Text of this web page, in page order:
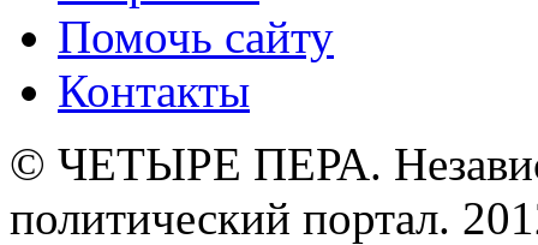
Помочь сайту
Контакты
© ЧЕТЫРЕ ПЕРА.
политический портал.